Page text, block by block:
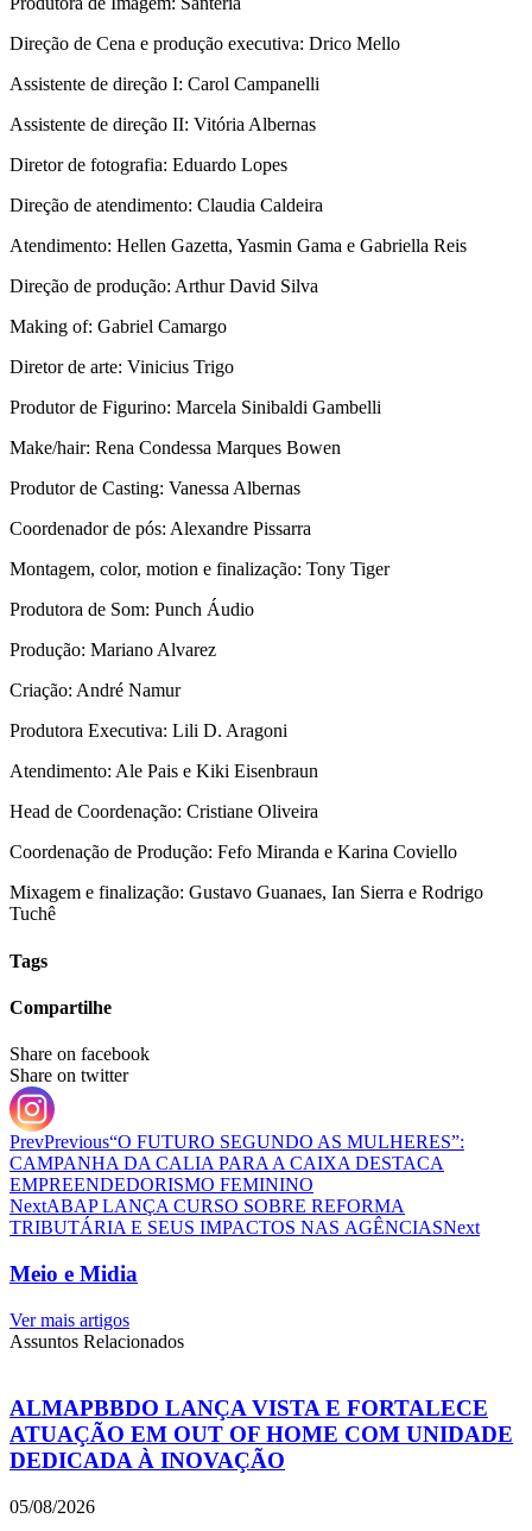
Direção de Cena e produção executiva: Drico Mello
Assistente de direção I: Carol Campanelli
Assistente de direção II: Vitória Albernas
Diretor de fotografia: Eduardo Lopes
Direção de atendimento: Claudia Caldeira
Atendimento: Hellen Gazetta, Yasmin Gama e Gabriella Reis
Direção de produção: Arthur David Silva
Making of: Gabriel Camargo
Diretor de arte: Vinicius Trigo
Produtor de Figurino: Marcela Sinibaldi Gambelli
Make/hair: Rena Condessa Marques Bowen
Produtor de Casting: Vanessa Albernas
Coordenador de pós: Alexandre Pissarra
Montagem, color, motion e finalização: Tony Tiger
Produtora de Som: Punch Áudio
Produção: Mariano Alvarez
Criação: André Namur
Produtora Executiva: Lili D. Aragoni
Atendimento: Ale Pais e Kiki Eisenbraun
Head de Coordenação: Cristiane Oliveira
Coordenação de Produção: Fefo Miranda e Karina Coviello
Mixagem e finalização: Gustavo Guanaes, Ian Sierra e Rodrigo
Tuchê
Tags
Compartilhe
Share on facebook
Share on twitter
PrevPrevious“O FUTURO SEGUNDO AS MULHERES”:
CAMPANHA DA CALIA PARA A CAIXA DESTACA
EMPREENDEDORISMO FEMININO
NextABAP LANÇA CURSO SOBRE REFORMA
TRIBUTÁRIA E SEUS IMPACTOS NAS AGÊNCIASNext
Meio e Midia
Ver mais artigos
Assuntos Relacionados
ALMAPBBDO LANÇA VISTA E FORTALECE
ATUAÇÃO EM OUT OF HOME COM UNIDADE
DEDICADA À INOVAÇÃO
05/08/2026